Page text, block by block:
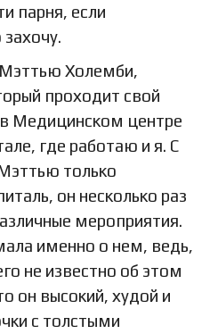
парня, если
Холемби,
проходит свой
в Медицинском центре
где работаю и я. С
только
он несколько раз
мероприятия.
именно о нем, ведь,
не известно об этом
он высокий, худой и
с толстыми